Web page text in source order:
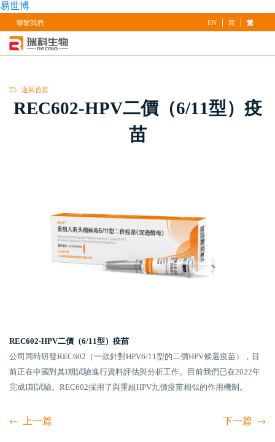
易世博
聯繫我們 EN | 简 | 繁
返回首页
REC602-HPV二價（6/11型）疫
苗
REC602-HPV二價（6/11型）疫苗
公司同時研發REC602（一款針對HPV6/11型的二價HPV候選疫苗），目
前正在中國對其I期試驗進行資料評估與分析工作。目前我們已在2022年
完成I期試驗。REC602採用了與重組HPV九價疫苗相似的作用機制。
上一篇 下一篇